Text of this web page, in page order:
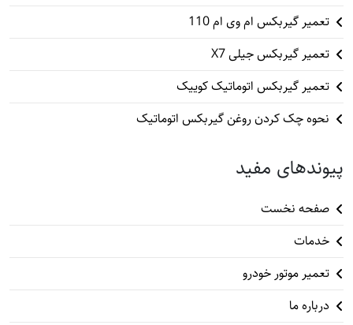
تعمیر گیربکس ام وی ام 110
تعمیر گیربکس جیلی X7
تعمیر گیربکس اتوماتیک کوییک
نحوه چک کردن روغن گیربکس اتوماتیک
پیوندهای مفید
صفحه نخست
خدمات
تعمیر موتور خودرو
درباره ما